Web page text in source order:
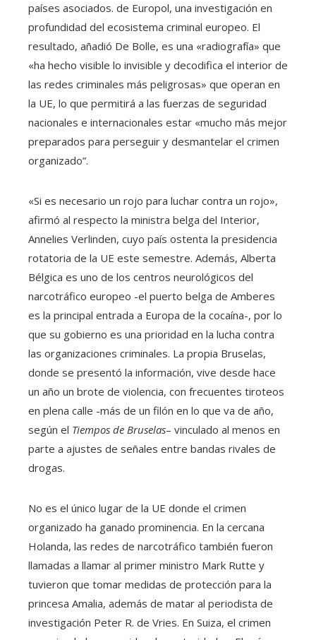
países asociados. de Europol, una investigación en
profundidad del ecosistema criminal europeo. El
resultado, añadió De Bolle, es una «radiografía» que
«ha hecho visible lo invisible y decodifica el interior de
las redes criminales más peligrosas» que operan en
la UE, lo que permitirá a las fuerzas de seguridad
nacionales e internacionales estar «mucho más mejor
preparados para perseguir y desmantelar el crimen
organizado”.
«Si es necesario un rojo para luchar contra un rojo»,
afirmó al respecto la ministra belga del Interior,
Annelies Verlinden, cuyo país ostenta la presidencia
rotatoria de la UE este semestre. Además, Alberta
Bélgica es uno de los centros neurológicos del
narcotráfico europeo -el puerto belga de Amberes
es la principal entrada a Europa de la cocaína-, por lo
que su gobierno es una prioridad en la lucha contra
las organizaciones criminales. La propia Bruselas,
donde se presentó la información, vive desde hace
un año un brote de violencia, con frecuentes tiroteos
en plena calle -más de un filón en lo que va de año,
según el Tiempos de Bruselas– vinculado al menos en
parte a ajustes de señales entre bandas rivales de
drogas.
No es el único lugar de la UE donde el crimen
organizado ha ganado prominencia. En la cercana
Holanda, las redes de narcotráfico también fueron
llamadas a llamar al primer ministro Mark Rutte y
tuvieron que tomar medidas de protección para la
princesa Amalia, además de matar al periodista de
investigación Peter R. de Vries. En Suiza, el crimen